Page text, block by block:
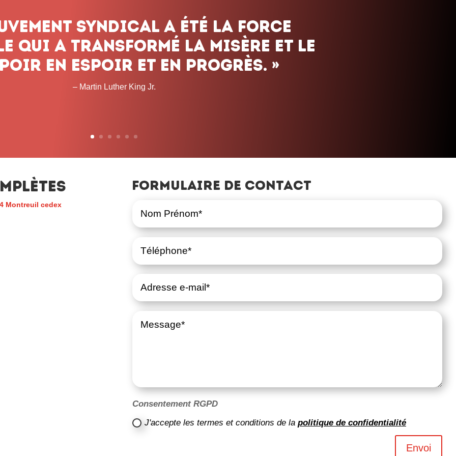
Montreuil cedex
Formulaire de contact
Consentement RGPD
J'accepte les termes et conditions de la politique de confidentialité
Envoi